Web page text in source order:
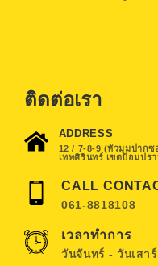
ติดต่อเรา
ADDRESS
12 / 7-8-9 (หัวมุมปากซ
เทพศิรินทร์ เขตป้อมปร
CALL
061-8818108
เวลาทำการ
วันจันทร์ - วันเสา